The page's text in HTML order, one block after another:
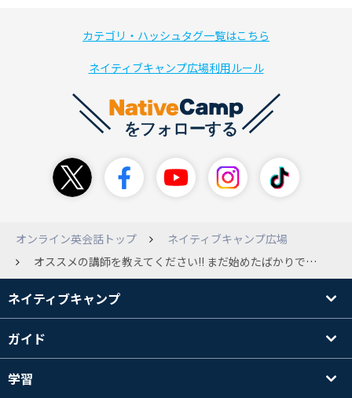
カテゴリ・ハッシュタグ一覧はこちら
ネイティブキャンプ広場利用ルール
オンライン英会話トップ
ネイティブキャンプ広場
オススメの講師を教えてください!! まだ始めたばかりで誰を選べばいいのか分かりません。 文法とか細かいところはいいので、英語を聞いて・話せるようになりたいです。 ちなみにTOEIC500点レベルです。
ネイティブキャンプ
ガイド
学習